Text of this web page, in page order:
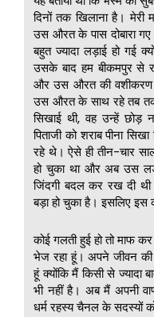
दिनों तक खिलाना है। मेरी
उस औरत के पास दोबारा
बहुत ज्यादा लड़ाई हो गई
उसके बाद हम बीकमपुर से
और उस औरत की
उस औरत के साथ रहे तब
सिखाई थी, वह उन्हें छोड़
पिताजी को शराब पीना
रहे थे। ऐसे ही तीन-चार
हो चुका था और अब उस
जिंदगी बदल कर रख दी
बड़ा हो चुका है। इसलिए
कोई गलती हुई हो तो माफ
भेज रहा हूं। अपने जीवन की
हूं क्योंकि मैं किसी से ज्यादा
भी नहीं है। अब मैं अपनी
धर्म रहस्य चैनल के सदस्यों